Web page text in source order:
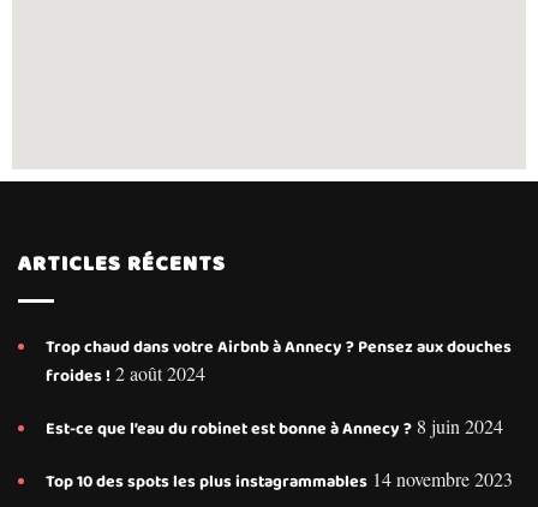
ARTICLES RÉCENTS
Trop chaud dans votre Airbnb à Annecy ? Pensez aux douches
froides ! 2 août 2024
Est-ce que l’eau du robinet est bonne à Annecy ? 8 juin 2024
Top 10 des spots les plus instagrammables 14 novembre 2023